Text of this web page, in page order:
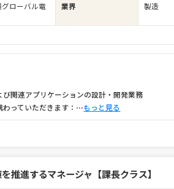
ローバル電
業界 製造
関連アプリケーションの設計・開発業務
っていただきます： ⋯もっと見る
推進するマネージャ【課長クラス】